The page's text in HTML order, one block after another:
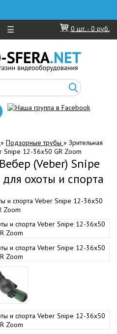
☰ 0 шт. - 0 руб.
» Подзорные трубы » Зрительная
Snipe 12-36x50 GR Zoom
(Veber) Snipe
охоты и спорта